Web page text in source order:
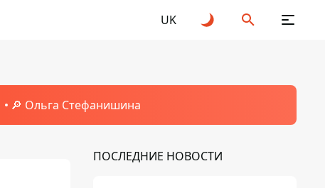
UK
🔎 Ольга Стефанишина
ПОСЛЕДНИЕ НОВОСТИ